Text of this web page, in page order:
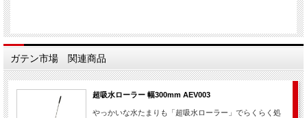
ガテン市場 関連商品
超吸水ローラー 幅300mm AEV003
やっかいな水たまりも「超吸水ローラー」でらくらく処